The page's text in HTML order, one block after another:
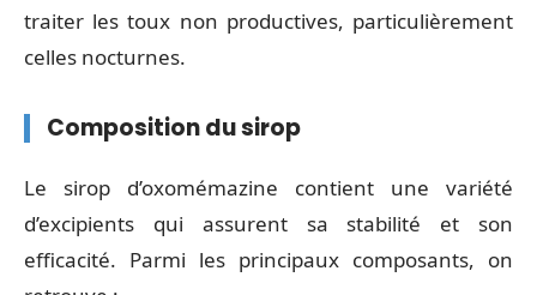
traiter les toux non productives, particulièrement
celles nocturnes.
Composition du sirop
Le sirop d’oxomémazine contient une variété
d’excipients qui assurent sa stabilité et son
efficacité. Parmi les principaux composants, on